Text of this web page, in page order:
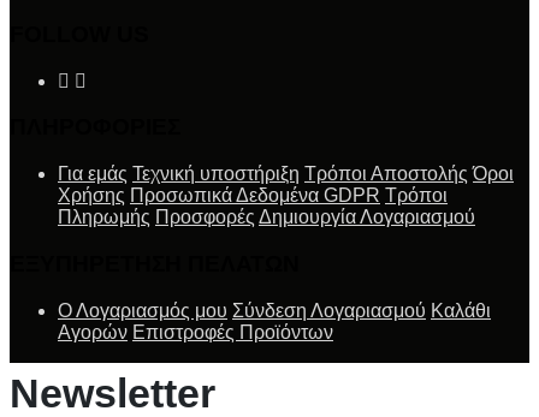
Για εμάς Τεχνική υποστήριξη Τρόποι Αποστολής Όροι
Χρήσης Προσωπικά Δεδομένα GDPR Τρόποι
Πληρωμής Προσφορές Δημιουργία Λογαριασμού
Ο Λογαριασμός μου Σύνδεση Λογαριασμού Καλάθι
Αγορών Επιστροφές Προϊόντων
Newsletter